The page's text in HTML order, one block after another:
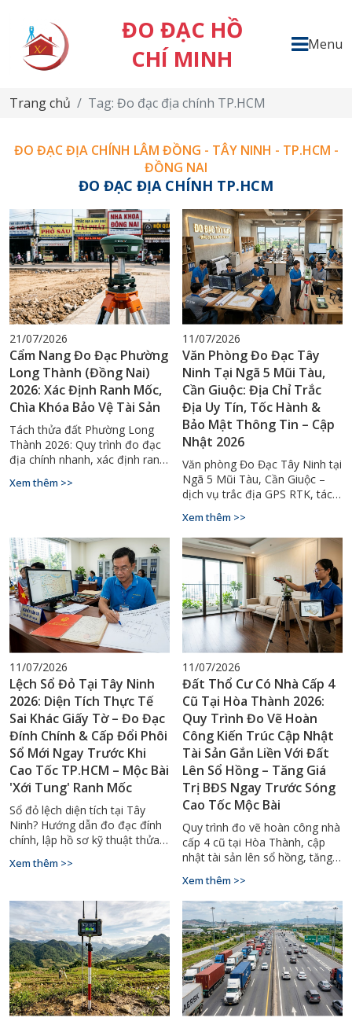
ĐO ĐẠC HỒ
CHÍ MINH
Menu
Trang chủ Tag: Đo đạc địa chính TP.HCM
ĐO ĐẠC ĐỊA CHÍNH LÂM ĐỒNG - TÂY NINH - TP.HCM -
ĐỒNG NAI
ĐO ĐẠC ĐỊA CHÍNH TP.HCM
21/07/2026
Cẩm Nang Đo Đạc Phường
Long Thành (Đồng Nai)
2026: Xác Định Ranh Mốc,
Chìa Khóa Bảo Vệ Tài Sản
Tách thửa đất Phường Long
Thành 2026: Quy trình đo đạc
địa chính nhanh, xác định ranh
vấn 0929.88.66.99.
Xem thêm >>
11/07/2026
Văn Phòng Đo Đạc Tây
Ninh Tại Ngã 5 Mũi Tàu,
Cần Giuộc: Địa Chỉ Trắc
Địa Uy Tín, Tốc Hành &
Bảo Mật Thông Tin – Cập
Nhật 2026
Văn phòng Đo Đạc Tây Ninh tại
Ngã 5 Mũi Tàu, Cần Giuộc –
dịch vụ trắc địa GPS RTK, tách
tỉnh. Hotline: 0929.88.66.99.
Xem thêm >>
11/07/2026
Lệch Sổ Đỏ Tại Tây Ninh
2026: Diện Tích Thực Tế
Sai Khác Giấy Tờ – Đo Đạc
Đính Chính & Cấp Đổi Phôi
Sổ Mới Ngay Trước Khi
Cao Tốc TP.HCM – Mộc Bài
'Xới Tung' Ranh Mốc
Sổ đỏ lệch diện tích tại Tây
Ninh? Hướng dẫn đo đạc đính
chính, lập hồ sơ kỹ thuật thửa
Gọi ngay 0929.88.66.99.
Xem thêm >>
11/07/2026
Đất Thổ Cư Có Nhà Cấp 4
Cũ Tại Hòa Thành 2026:
Quy Trình Đo Vẽ Hoàn
Công Kiến Trúc Cập Nhật
Tài Sản Gắn Liền Với Đất
Lên Sổ Hồng – Tăng Giá
Trị BĐS Ngay Trước Sóng
Cao Tốc Mộc Bài
Quy trình đo vẽ hoàn công nhà
cấp 4 cũ tại Hòa Thành, cập
nhật tài sản lên sổ hồng, tăng
0929.88.66.99 – Đo Đạc Tây
Ninh.
Xem thêm >>